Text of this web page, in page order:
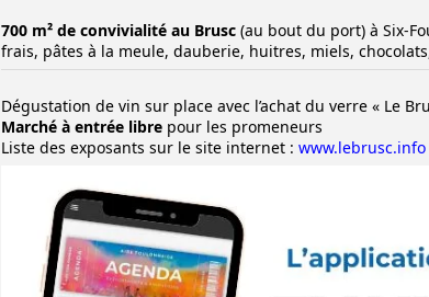
700 m² de convivialité au Brusc (au bout du port) à Six-
frais, pâtes à la meule, dauberie, huitres, miels,
Dégustation de vin sur place avec l’achat du verre « Le
Marché à entrée libre pour les promeneurs
Liste des exposants sur le site internet : www.lebrusc.info